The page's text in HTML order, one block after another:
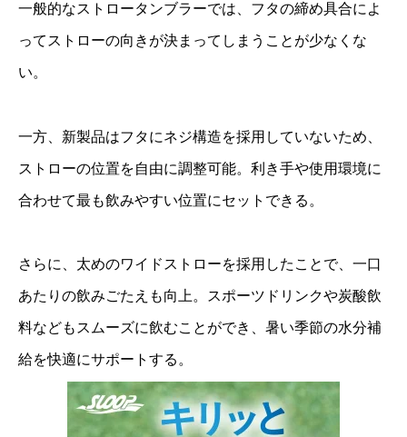
一般的なストロータンブラーでは、フタの締め具合によ
ってストローの向きが決まってしまうことが少なくな
い。
一方、新製品はフタにネジ構造を採用していないため、
ストローの位置を自由に調整可能。利き手や使用環境に
合わせて最も飲みやすい位置にセットできる。
さらに、太めのワイドストローを採用したことで、一口
あたりの飲みごたえも向上。スポーツドリンクや炭酸飲
料などもスムーズに飲むことができ、暑い季節の水分補
給を快適にサポートする。